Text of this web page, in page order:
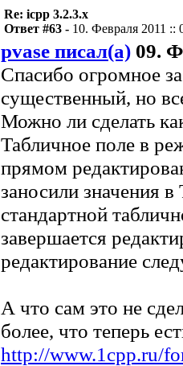
Re: icpp 3.2.3.x
Ответ #63 - 10. Февраля 2011 ::
pvase писал(а) 09.
Спасибо огромное
существенный, но
Можно ли сделать
Табличное поле в
прямом
заносили значения
стандартной
завершается
редактирование
А что сам это не
более, что теперь
http://www.1cpp.ru/